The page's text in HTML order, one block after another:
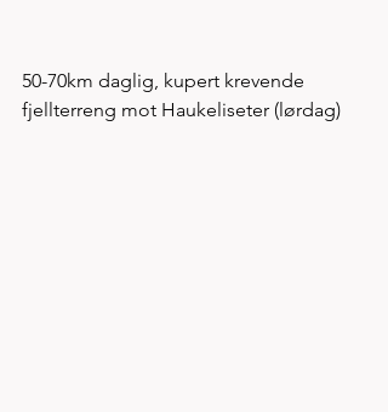
50-70km daglig, kupert krevende
fjellterreng mot Haukeliseter (lørdag)